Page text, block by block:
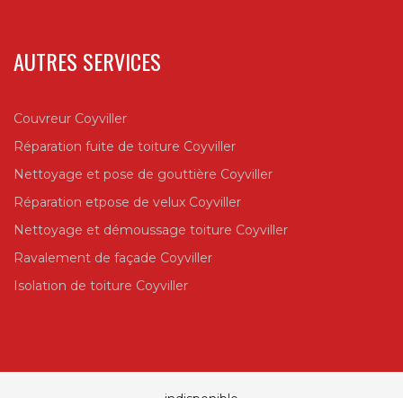
AUTRES SERVICES
Couvreur Coyviller
Réparation fuite de toiture Coyviller
Nettoyage et pose de gouttière Coyviller
Réparation etpose de velux Coyviller
Nettoyage et démoussage toiture Coyviller
Ravalement de façade Coyviller
Isolation de toiture Coyviller